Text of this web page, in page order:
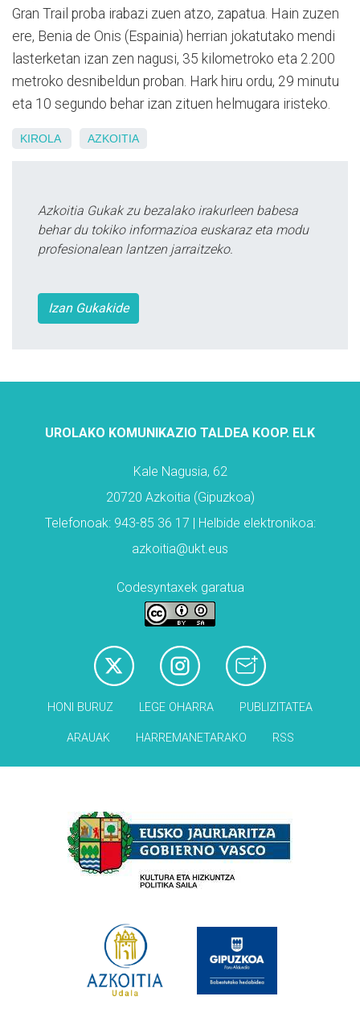
Gran Trail proba irabazi zuen atzo, zapatua. Hain zuzen
ere, Benia de Onis (Espainia) herrian jokatutako mendi
lasterketan izan zen nagusi, 35 kilometroko eta 2.200
metroko desnibeldun proban. Hark hiru ordu, 29 minutu
eta 10 segundo behar izan zituen helmugara iristeko.
KIROLA AZKOITIA
Azkoitia Gukak zu bezalako irakurleen babesa
behar du tokiko informazioa euskaraz eta modu
profesionalean lantzen jarraitzeko.
Izan Gukakide
UROLAKO KOMUNIKAZIO TALDEA KOOP. ELK
Kale Nagusia, 62
20720 Azkoitia (Gipuzkoa)
Telefonoak: 943-85 36 17 | Helbide elektronikoa:
azkoitia@ukt.eus
Codesyntaxek garatua
HONI BURUZ LEGE OHARRA PUBLIZITATEA
ARAUAK HARREMANETARAKO RSS